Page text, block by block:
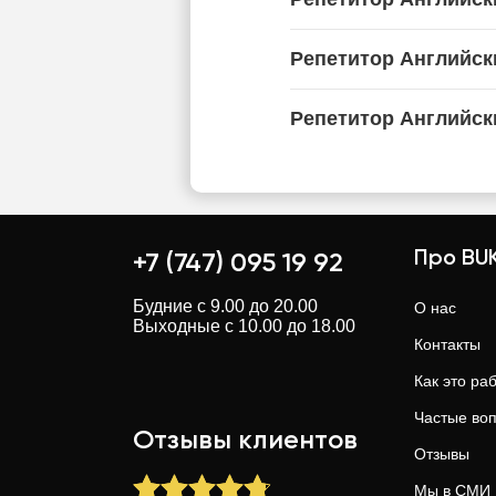
Репетитор
Репетитор
+7 (747) 095 19 92
Будние с 9.00 до 20.00
Выходные с 10.00 до 18.00
Отзывы клиентов
Про
О нас
Контакты
Как это
Частые
Отзывы
Мы в СМИ